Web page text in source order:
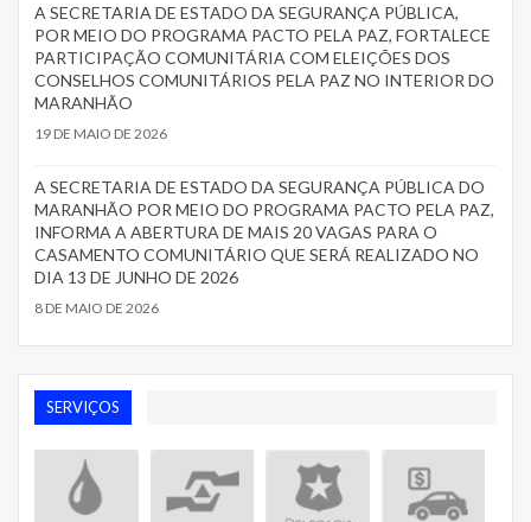
A SECRETARIA DE ESTADO DA SEGURANÇA PÚBLICA,
POR MEIO DO PROGRAMA PACTO PELA PAZ, FORTALECE
PARTICIPAÇÃO COMUNITÁRIA COM ELEIÇÕES DOS
CONSELHOS COMUNITÁRIOS PELA PAZ NO INTERIOR DO
MARANHÃO
19 DE MAIO DE 2026
A SECRETARIA DE ESTADO DA SEGURANÇA PÚBLICA DO
MARANHÃO POR MEIO DO PROGRAMA PACTO PELA PAZ,
INFORMA A ABERTURA DE MAIS 20 VAGAS PARA O
CASAMENTO COMUNITÁRIO QUE SERÁ REALIZADO NO
DIA 13 DE JUNHO DE 2026
8 DE MAIO DE 2026
SERVIÇOS